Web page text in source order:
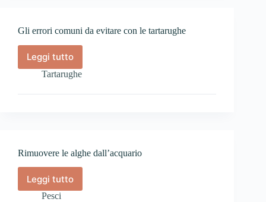
Gli errori comuni da evitare con le tartarughe
Leggi tutto
Gli
errori
da
Tartarughe
Rimuovere le alghe dall’acquario
Leggi tutto
Rimuovere
le
Pesci